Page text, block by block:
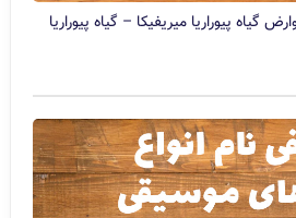
گیاه پیوراریا میریفیکا – گیاه پیوراریا